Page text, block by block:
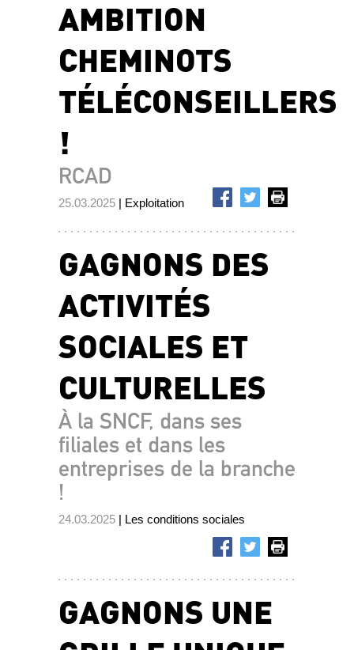
AMBITION
CHEMINOTS
TÉLÉCONSEILLERS
!
RCAD
25.03.2025 | Exploitation
GAGNONS DES
ACTIVITÉS
SOCIALES ET
CULTURELLES
À la SNCF, dans ses
filiales et dans les
entreprises de la branche
!
24.03.2025 | Les conditions sociales
GAGNONS UNE